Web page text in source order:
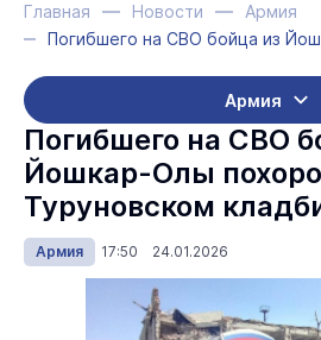
Главная Новости
Армия
Армия
Погибшего на СВО
Йошкар-Олы
Туруновском
Армия 17:50 24.01.2026